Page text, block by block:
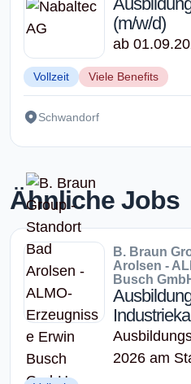
(m/w/d)
ab
Vollzeit Viele Benefits
Schwandorf
Ähnliche Jobs
B. Braun
Arolsen -
Busch
2026 am